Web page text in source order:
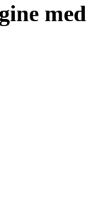
med